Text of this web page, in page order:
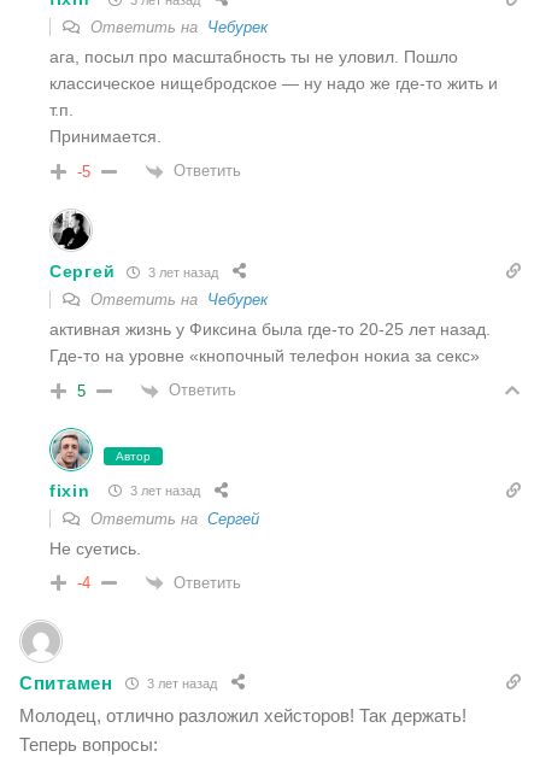
Ответить на Чебурек
ага, посыл про масштабность ты не уловил. Пошло
классическое нищебродское — ну надо же где-то жить и
т.п.
Принимается.
-5 Ответить
Сергей 3 лет назад
Ответить на Чебурек
активная жизнь у Фиксина была где-то 20-25 лет назад.
Где-то на уровне «кнопочный телефон нокиа за секс»
5 Ответить
Автор
fixin 3 лет назад
Ответить на Сергей
Не суетись.
-4 Ответить
Спитамен 3 лет назад
Молодец, отлично разложил хейсторов! Так держать!
Теперь вопросы: